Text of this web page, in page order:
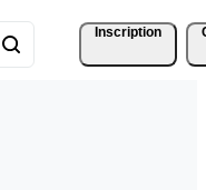
Inscription